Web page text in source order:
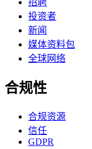
招聘
投资者
新闻
媒体资料包
全球网络
合规性
合规资源
信任
GDPR